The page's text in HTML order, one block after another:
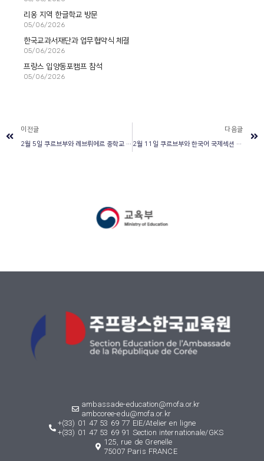
리옹 지역 한글학교 방문
05/06/2026
한국교과서재단과 업무협약식 체결
05/06/2026
프랑스 입양동포캠프 참석
05/06/2026
이전글
2월 5일 쿠르브부와 레브뤼에르 중학교 및 아르망실베스트르 초등학교 방문
다음글
2월 11일 쿠르브부와 한국어 국제섹션 학부모회 간담회
ambassade-education@mofa.or.kr
ambcoree-edu@mofa.or.kr
+(33) 01 47 53 69 77 EIE/Atelier en ligne
+(33) 01 47 53 69 91 Section internationale/GKS
125, rue de Grenelle
75007 Paris FRANCE